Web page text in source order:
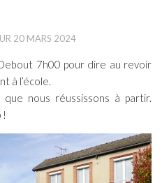
20 MARS 2024
7h00 pour dire au revoir
à l’école.
nous réussissons à partir.
!